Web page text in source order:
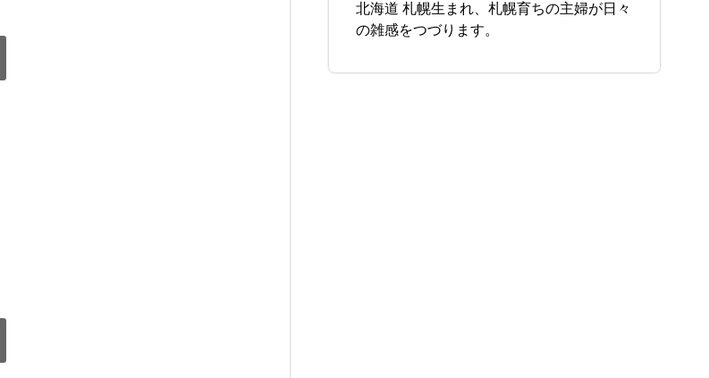
北海道 札幌生まれ、札幌育ちの主婦が日々
の雑感をつづります。